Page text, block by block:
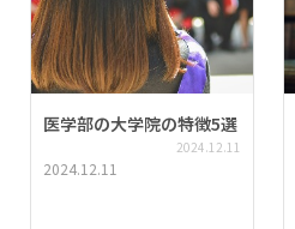
医学部の大学院の特徴5選
2024.12.11
2024.12.11